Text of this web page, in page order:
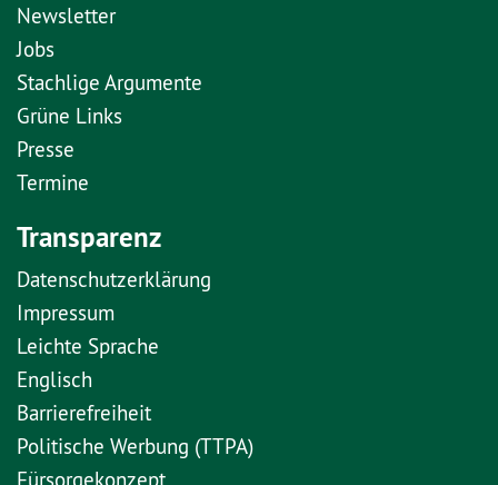
Newsletter
Jobs
Stachlige Argumente
Grüne Links
Presse
Termine
Transparenz
Datenschutzerklärung
Impressum
Leichte Sprache
Englisch
Barrierefreiheit
Politische Werbung (TTPA)
Fürsorgekonzept